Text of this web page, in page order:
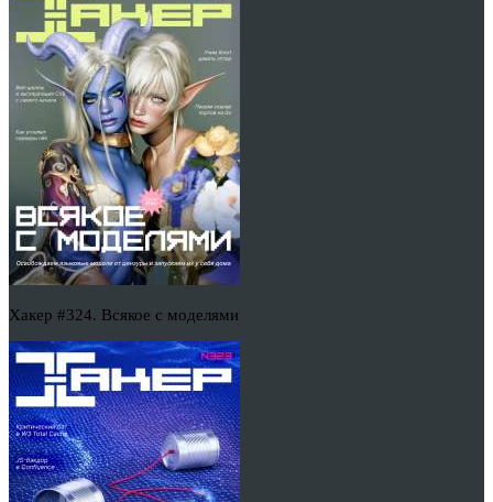
Хакер #324. Всякое с моделями